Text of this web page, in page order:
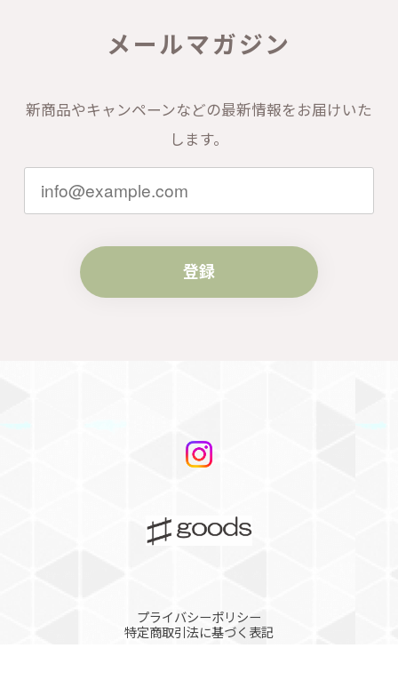
メールマガジン
新商品やキャンペーンなどの最新情報をお届けいた
します。
登録
プライバシーポリシー
特定商取引法に基づく表記